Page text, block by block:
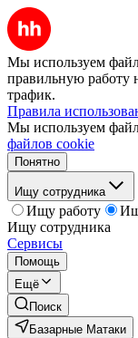
Мы используем
правильную работу
трафик.
Правила
Мы используем
файлов cookie
Понятно
Ищу сотрудника
Ищу работу
Ищу сотрудника
Сервисы
Помощь
Ещё
Поиск
Базарные Матаки